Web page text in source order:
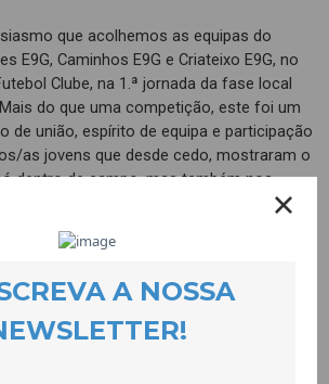
que acolhemos as equipas do
E9G, Caminhos E9G e Criateixo E9G, no
Clube, na 1.ª jornada da fase local
do que uma competição, este foi um
de união, espírito de equipa e participação
as jovens que desde cedo, mostraram o
dentro de campo, mas também nos
na montagem do espaço, ajudaram na
toque especial à animação do dia: criaram
ao evento, construíram cartazes para